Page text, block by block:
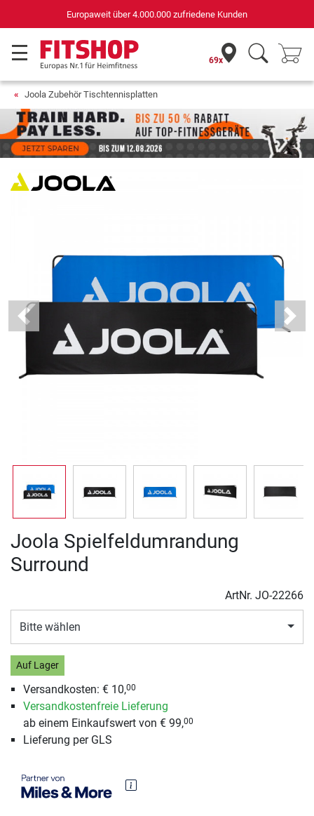
Europaweit über 4.000.000 zufriedene Kunden
69x
Joola Zubehör Tischtennisplatten
Previous Next
Joola Spielfeldumrandung
Surround
ArtNr. JO-22266
Bitte wählen
Auf Lager
Versandkosten: € 10,00
Versandkostenfreie Lieferung
ab einem Einkaufswert von € 99,00
Lieferung per GLS